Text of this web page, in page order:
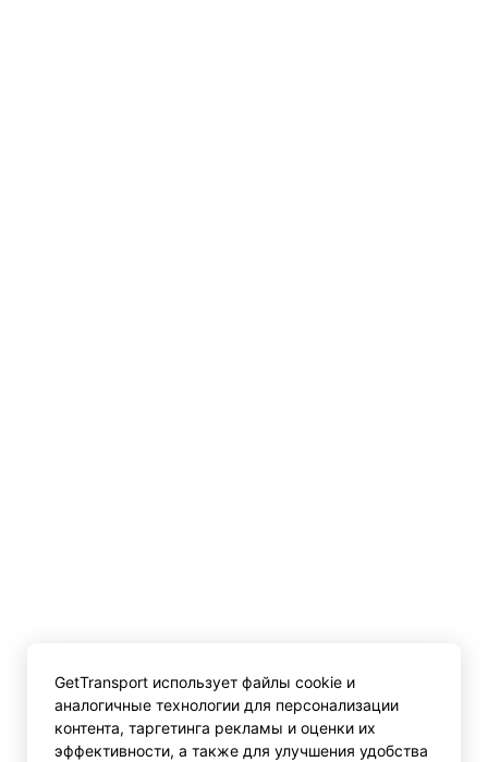
GetTransport использует файлы cookie и
аналогичные технологии для персонализации
контента, таргетинга рекламы и оценки их
эффективности, а также для улучшения удобства